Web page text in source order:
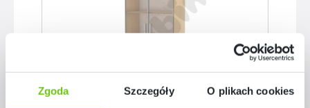
Zgoda Szczegóły O plikach cookies